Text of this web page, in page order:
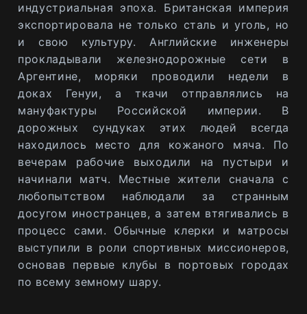
индустриальная эпоха. Британская империя
экспортировала не только сталь и уголь, но
и свою культуру. Английские инженеры
прокладывали железнодорожные сети в
Аргентине, моряки проводили недели в
доках Генуи, а ткачи отправлялись на
мануфактуры Российской империи. В
дорожных сундуках этих людей всегда
находилось место для кожаного мяча. По
вечерам рабочие выходили на пустыри и
начинали матч. Местные жители сначала с
любопытством наблюдали за странным
досугом иностранцев, а затем втягивались в
процесс сами. Обычные клерки и матросы
выступили в роли спортивных миссионеров,
основав первые клубы в портовых городах
по всему земному шару.